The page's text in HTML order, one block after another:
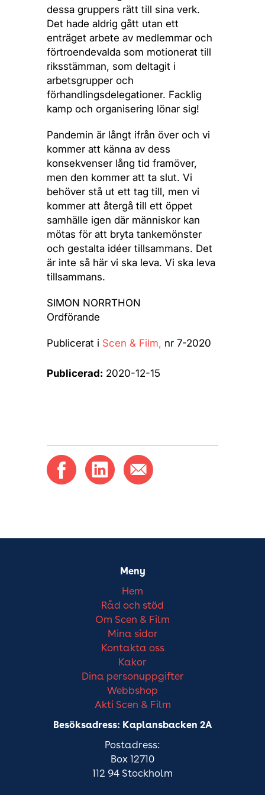
dessa gruppers rätt till sina verk.
Det hade aldrig gått utan ett
enträget arbete av medlemmar och
förtroendevalda som motionerat till
riksstämman, som deltagit i
arbetsgrupper och
förhandlingsdelegationer. Facklig
kamp och organisering lönar sig!
Pandemin är långt ifrån över och vi
kommer att känna av dess
konsekvenser lång tid framöver,
men den kommer att ta slut. Vi
behöver stå ut ett tag till, men vi
kommer att återgå till ett öppet
samhälle igen där människor kan
mötas för att bryta tankemönster
och gestalta idéer tillsammans. Det
är inte så här vi ska leva. Vi ska leva
tillsammans.
SIMON NORRTHON
Ordförande
Publicerat i Scen & Film, nr 7-2020
Publicerad: 2020-12-15
Meny
Hem
Råd och stöd
Om Scen & Film
Mina sidor
Kontakta oss
Kakor
Dina personuppgifter
Webbshop
Akti Scen & Film
Besöksadress: Kaplansbacken 2A
Postadress:
Box 12710
112 94 Stockholm